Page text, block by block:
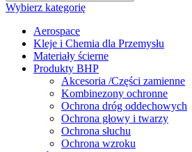
Wybierz kategorię
Aerospace
Kleje i Chemia dla Przemysłu
Materiały ścierne
Produkty BHP
Akcesoria /Części zamienne
Kombinezony ochronne
Ochrona dróg oddechowych
Ochrona głowy i twarzy
Ochrona słuchu
Ochrona wzroku